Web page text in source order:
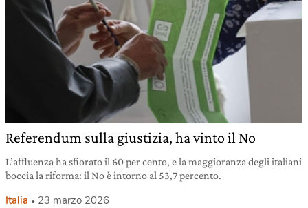
Referendum sulla giustizia, ha vinto il No
L’affluenza ha sfiorato il 60 per cento, e la maggioranza degli italiani
boccia la riforma: il No è intorno al 53,7 percento.
Italia 23 marzo 2026